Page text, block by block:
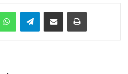
WhatsAppTelegramEnviar vía email Imprimir